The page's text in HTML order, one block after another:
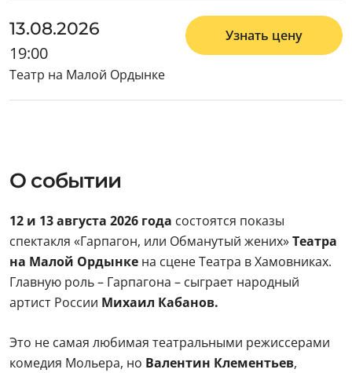
13.08.2026
19:00
Театр на Малой Ордынке
Узнать цену
О событии
12 и 13 августа 2026 года состоятся показы
спектакля «Гарпагон, или Обманутый жених»Театра
на Малой Ордынке на сцене Театра в Хамовниках.
Главную роль – Гарпагона – сыграет народный
артист России Михаил Кабанов.
Это не самая любимая театральными режиссерами
комедия Мольера, но Валентин Клементьев,